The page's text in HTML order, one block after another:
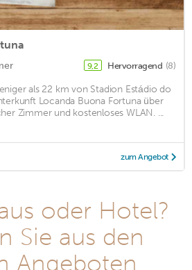
9,2 Hervorragend (8)
als 22 km von Stadion Estádio do
Locanda Buona Fortuna über
Zimmer und kostenloses WLAN. ...
zum Angebot
oder Hotel?
Sie aus den
Angeboten